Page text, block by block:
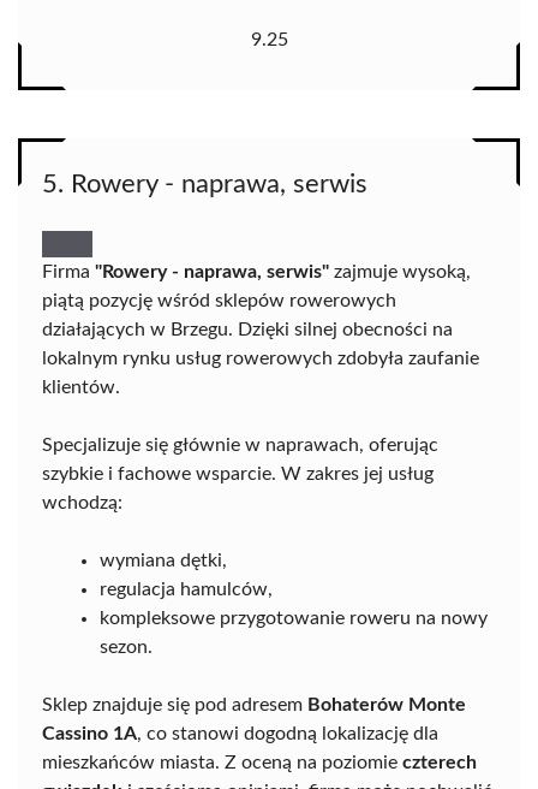
9.25
5. Rowery - naprawa, serwis
Firma "Rowery - naprawa, serwis" zajmuje wysoką,
piątą pozycję wśród sklepów rowerowych
działających w Brzegu. Dzięki silnej obecności na
lokalnym rynku usług rowerowych zdobyła zaufanie
klientów.
Specjalizuje się głównie w naprawach, oferując
szybkie i fachowe wsparcie. W zakres jej usług
wchodzą:
wymiana dętki,
regulacja hamulców,
kompleksowe przygotowanie roweru na nowy
sezon.
Sklep znajduje się pod adresem Bohaterów Monte
Cassino 1A, co stanowi dogodną lokalizację dla
mieszkańców miasta. Z oceną na poziomie czterech